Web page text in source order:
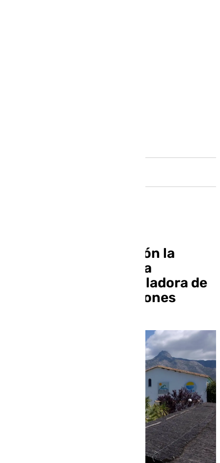
Acosol saca a licitación la
mejora de la eficiencia
energética en la desaladora de
Marbella por diez millones